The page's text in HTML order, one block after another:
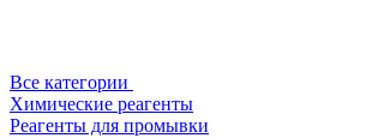
Все категории
Химические реагенты
Реагенты для промывки